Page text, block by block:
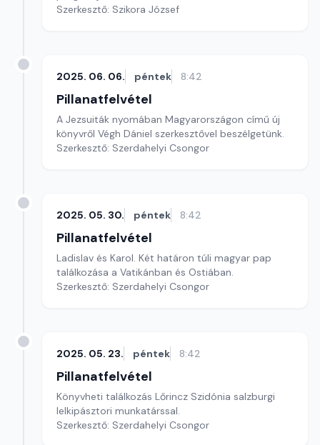
Szerkesztő: Szikora József
2025. 06. 06. péntek 8:42
Pillanatfelvétel
A Jezsuiták nyomában Magyarországon című új
könyvről Végh Dániel szerkesztővel beszélgetünk.
Szerkesztő: Szerdahelyi Csongor
2025. 05. 30. péntek 8:42
Pillanatfelvétel
Ladislav és Karol. Két határon túli magyar pap
találkozása a Vatikánban és Ostiában.
Szerkesztő: Szerdahelyi Csongor
2025. 05. 23. péntek 8:42
Pillanatfelvétel
Könyvheti találkozás Lőrincz Szidónia salzburgi
lelkipásztori munkatárssal.
Szerkesztő: Szerdahelyi Csongor